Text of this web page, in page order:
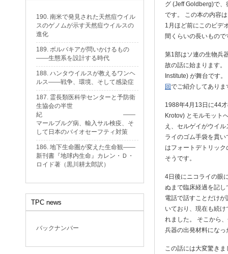
グ (Jeff Goldberg)で
です。 この本の内容
1月ほど前にこのビデ
間くらいの長いもの
第1部はソ連の生物兵
故の話に始まります
Institute) が舞台です
回でご紹介してありま
1988年4月13日に44
Krotov) とモルモット
え、セルゲイがウイ
ライのゴム手袋を貫
はフォートデトリッ
そうです。
4日後にニコライの眼
ぬまで臨床経過を記
電話で話すことだけ
いており、現在も続
れました。 そこから
兵器の出発材料にな
この話には大変驚き
190. 南米で発見された天然痘ウイル
スのゲノムが示す天然痘ウイルスの
進化
189. ボルバキアが問いかけるもの
——生態系を設計する時代
188. ハンタウイルスが教えるワンヘ
ルス——戦争、環境、そして感染症
187. 霊長類医科学センターと予防衛
生協会の半世
紀 ——
マールブルグ病、輸入サル検疫、そ
して日本のバイオセーフティ対策
186. 地下生命圏が変えた生命観——
新刊書『地球内生命』カレン・Ｄ・
ロイド著（黒川耕太郎訳）
TPC news
バックナンバー